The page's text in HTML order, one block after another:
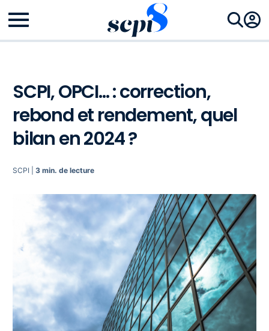
SCPI, OPCI... : correction,
rebond et rendement, quel
bilan en 2024 ?
SCPI | 3 min. de lecture